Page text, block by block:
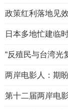
政策红利落地见
日本多地忙建临
“反殖民与台湾
两岸电影人：期
第十二届两岸电